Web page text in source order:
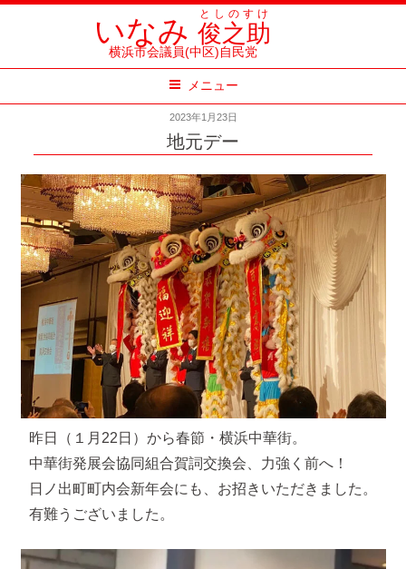
いなみ俊之助
としのすけ
横浜市会議員(中区)自民党
メニュー
2023年1月23日
地元デー
昨日（１月22日）から春節・横浜中華街。
中華街発展会協同組合賀詞交換会、力強く前へ！
日ノ出町町内会新年会にも、お招きいただきました。
有難うございました。